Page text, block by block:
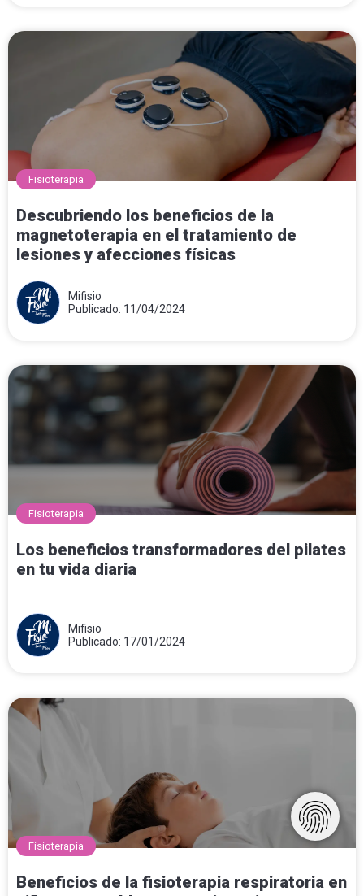
Fisioterapia
Descubriendo los beneficios de la
magnetoterapia en el tratamiento de
lesiones y afecciones físicas
Mifisio
Publicado: 11/04/2024
Fisioterapia
Los beneficios transformadores del pilates
en tu vida diaria
Mifisio
Publicado: 17/01/2024
Fisioterapia
Beneficios de la fisioterapia respiratoria en